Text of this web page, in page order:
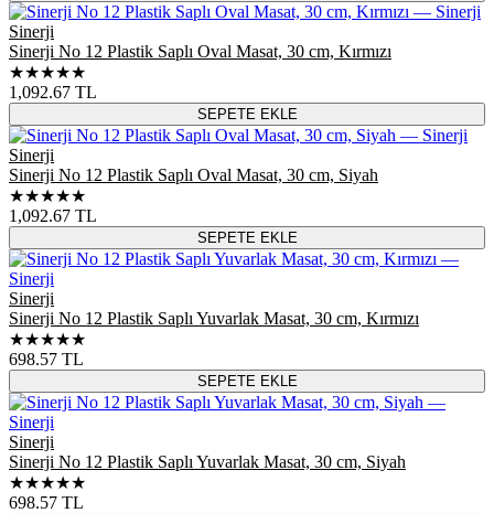
Sinerji
Sinerji No 12 Plastik Saplı Oval Masat, 30 cm, Kırmızı
★★★★★
1,092.67 TL
SEPETE EKLE
Sinerji
Sinerji No 12 Plastik Saplı Oval Masat, 30 cm, Siyah
★★★★★
1,092.67 TL
SEPETE EKLE
Sinerji
Sinerji No 12 Plastik Saplı Yuvarlak Masat, 30 cm, Kırmızı
★★★★★
698.57 TL
SEPETE EKLE
Sinerji
Sinerji No 12 Plastik Saplı Yuvarlak Masat, 30 cm, Siyah
★★★★★
698.57 TL